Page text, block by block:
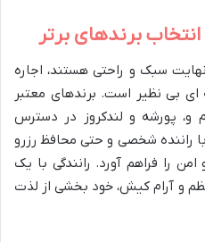
برندهای برتر
سبک و راحتی هستند، اجاره
بی نظیر است. برندهای معتبر
و، پورشه و لندکروز در دسترس
راننده شخصی و حتی محافظ رزرو
را فراهم آورد. رانندگی با یک
و آرام کیش، خود بخشی از لذت